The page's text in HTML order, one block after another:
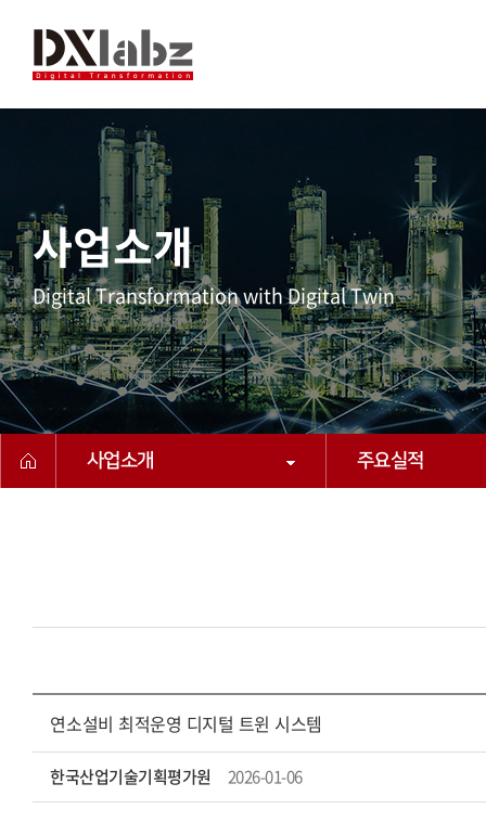
사업소개
Digital Transformation with Digital Twin
사업소개 주요실적
연소설비 최적운영 디지털 트윈 시스템
한국산업기술기획평가원 2026-01-06